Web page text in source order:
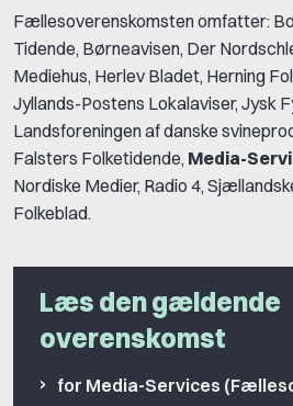
Fællesoverenskomsten omfatter:
Tidende, Børneavisen, Der
Mediehus, Herlev Bladet, Herning
Jyllands-Postens Lokalaviser, Jysk
Landsforeningen af danske
Falsters Folketidende, Media-
Nordiske Medier, Radio 4,
Folkeblad.
Læs den gældende
overenskomst
for Media-Services